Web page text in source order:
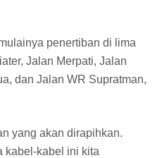
penertiban di lima
Jalan Merpati, Jalan
dan Jalan WR Supratman,
yang akan dirapihkan.
kabel-kabel ini kita